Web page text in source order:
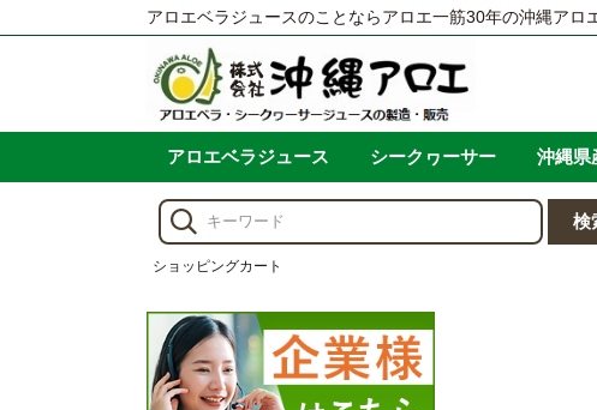
アロエベラジュースのことならアロエ一筋30年の沖縄アロ
アロエベラジュース シークヮーサー 沖縄県
ショッピングカート